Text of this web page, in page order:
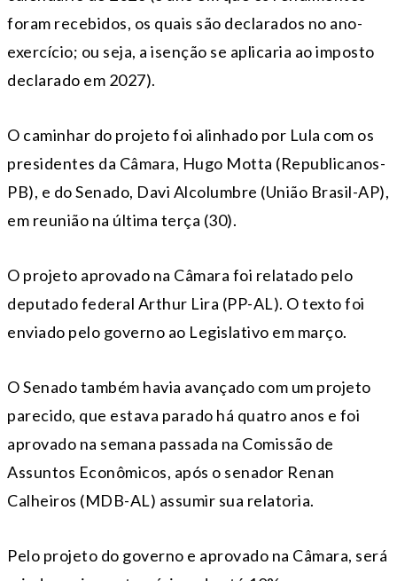
foram recebidos, os quais são declarados no ano-
exercício; ou seja, a isenção se aplicaria ao imposto
declarado em 2027).
O caminhar do projeto foi alinhado por Lula com os
presidentes da Câmara, Hugo Motta (Republicanos-
PB), e do Senado, Davi Alcolumbre (União Brasil-AP),
em reunião na última terça (30).
O projeto aprovado na Câmara foi relatado pelo
deputado federal Arthur Lira (PP-AL). O texto foi
enviado pelo governo ao Legislativo em março.
O Senado também havia avançado com um projeto
parecido, que estava parado há quatro anos e foi
aprovado na semana passada na Comissão de
Assuntos Econômicos, após o senador Renan
Calheiros (MDB-AL) assumir sua relatoria.
Pelo projeto do governo e aprovado na Câmara, será